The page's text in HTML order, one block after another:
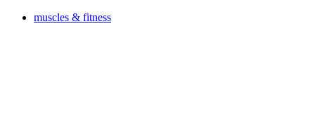
muscles & fitness